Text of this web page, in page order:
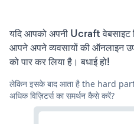
यदि आपको अपनी Ucraft
आपने अपने व्यवसायों की ऑनलाइन
को पार कर लिया है। बधाई हो!
लेकिन इसके बाद आता है the hard
अधिक विज़िटर्स का समर्थन कैसे करें?